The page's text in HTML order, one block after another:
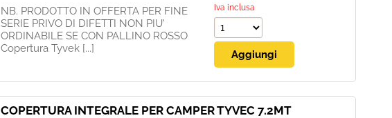
NB. PRODOTTO IN OFFERTA PER FINE
SERIE PRIVO DI DIFETTI NON PIU'
ORDINABILE SE CON PALLINO ROSSO
Copertura Tyvek [...]
Iva inclusa
COPERTURA INTEGRALE PER CAMPER TYVEC 7.2MT